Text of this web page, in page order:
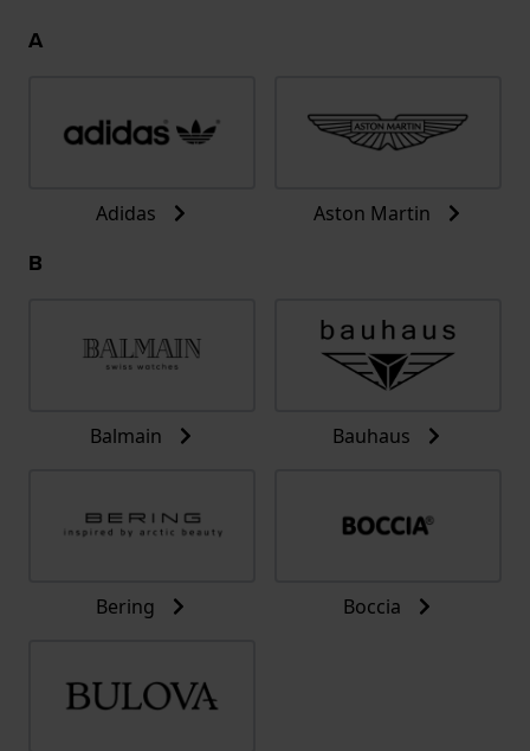
A
Adidas Aston Martin
B
Balmain Bauhaus
Bering Boccia